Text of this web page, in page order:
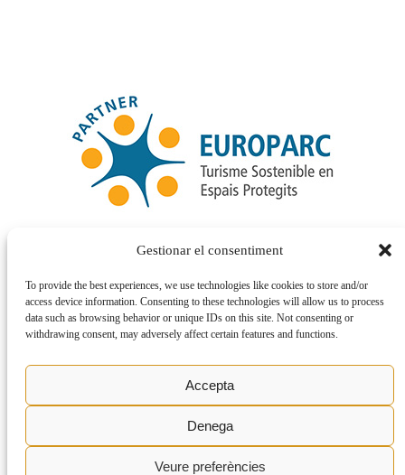
Gestionar el consentiment
To provide the best experiences, we use technologies like cookies to store and/or
access device information. Consenting to these technologies will allow us to process
data such as browsing behavior or unique IDs on this site. Not consenting or
withdrawing consent, may adversely affect certain features and functions.
Accepta
Denega
Veure preferències